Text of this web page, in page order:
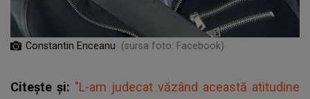
Constantin Enceanu (sursa foto: Facebook)
Citește și: "L-am judecat văzând această atitudine